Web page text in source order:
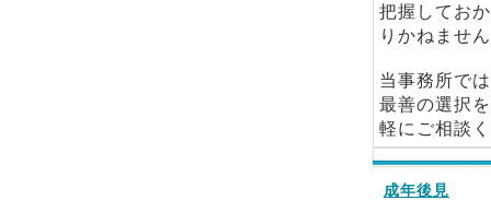
把握してお
りかねませ
当事務所で
最善の選択
軽にご相談
成年後見